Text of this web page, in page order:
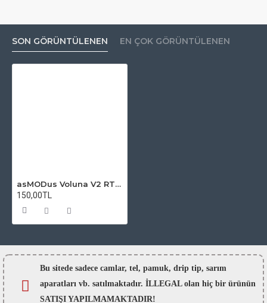
SON GÖRÜNTÜLENEN EN ÇOK GÖRÜNTÜLENEN
asMODus Voluna V2 RTA Atomizer Camı
150,00TL
Bu sitede sadece camlar, tel, pamuk, drip tip, sarım
aparatları vb. satılmaktadır. İLLEGAL olan hiç bir ürünün
SATIŞI YAPILMAMAKTADIR!